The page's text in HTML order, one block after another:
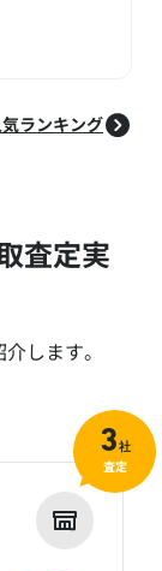
ランキング
査定実
します。
3社
査定